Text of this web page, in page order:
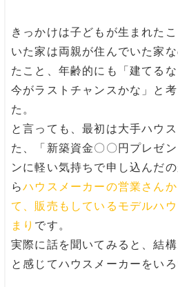
きっかけは子どもが生まれた
いた家は両親が住んでいた家
たこと、年齢的にも「建てる
今がラストチャンスかな」と
た。
と言っても、最初は大手ハウ
た、「新築資金〇〇円プレゼ
ンに軽い気持ちで申し込んだ
らハウスメーカーの営業さん
て、販売もしているモデルハ
まり です。
実際に話を聞いてみると、結
と感じてハウスメーカーをい